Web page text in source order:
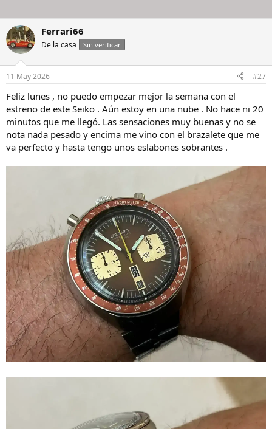
Ferrari66
De la casa Sin verificar
11 May 2026 #27
Feliz lunes , no puedo empezar mejor la semana con el
estreno de este Seiko . Aún estoy en una nube . No hace ni 20
minutos que me llegó. Las sensaciones muy buenas y no se
nota nada pesado y encima me vino con el brazalete que me
va perfecto y hasta tengo unos eslabones sobrantes .